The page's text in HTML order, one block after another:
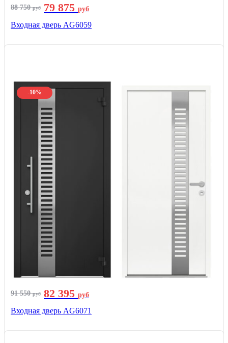
88 750руб 79 875 руб
Входная дверь AG6059
-10%
91 550руб 82 395 руб
Входная дверь AG6071